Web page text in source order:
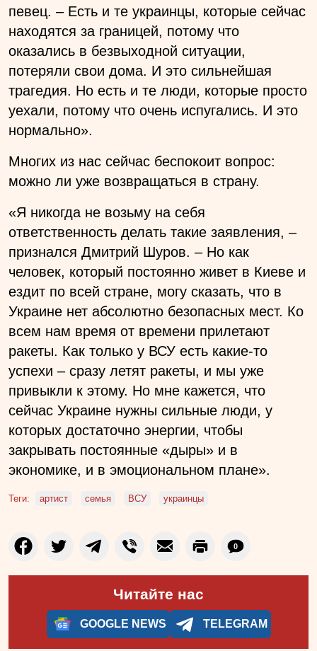
певец. – Есть и те украинцы, которые сейчас
находятся за границей, потому что
оказались в безвыходной ситуации,
потеряли свои дома. И это сильнейшая
трагедия. Но есть и те люди, которые просто
уехали, потому что очень испугались. И это
нормально».
Многих из нас сейчас беспокоит вопрос:
можно ли уже возвращаться в страну.
«Я никогда не возьму на себя
ответственность делать такие заявления, –
признался Дмитрий Шуров. – Но как
человек, который постоянно живет в Киеве и
ездит по всей стране, могу сказать, что в
Украине нет абсолютно безопасных мест. Ко
всем нам время от времени прилетают
ракеты. Как только у ВСУ есть какие-то
успехи – сразу летят ракеты, и мы уже
привыкли к этому. Но мне кажется, что
сейчас Украине нужны сильные люди, у
которых достаточно энергии, чтобы
закрывать постоянные «дыры» и в
экономике, и в эмоциональном плане».
Теги: артист семья ВСУ украинцы
0
Читайте нас
GOOGLE NEWS TELEGRAM